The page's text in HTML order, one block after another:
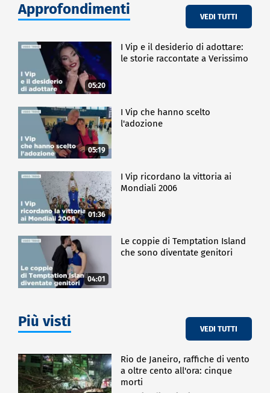
Approfondimenti VEDI TUTTI
05:20
I Vip e il desiderio di adottare:
le storie raccontate a Verissimo
05:19
I Vip che hanno scelto
l'adozione
01:36
I Vip ricordano la vittoria ai
Mondiali 2006
04:01
Le coppie di Temptation Island
che sono diventate genitori
Più visti VEDI TUTTI
Rio de Janeiro, raffiche di vento
a oltre cento all'ora: cinque
morti